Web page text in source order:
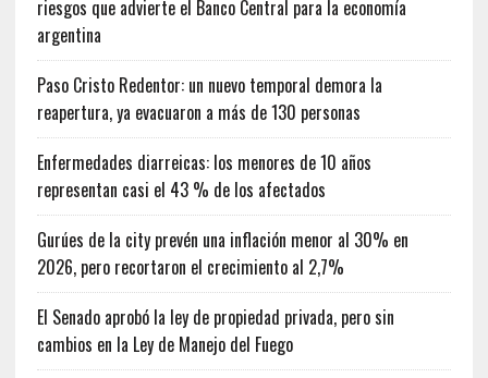
riesgos que advierte el Banco Central para la economía
argentina
Paso Cristo Redentor: un nuevo temporal demora la
reapertura, ya evacuaron a más de 130 personas
Enfermedades diarreicas: los menores de 10 años
representan casi el 43 % de los afectados
Gurúes de la city prevén una inflación menor al 30% en
2026, pero recortaron el crecimiento al 2,7%
El Senado aprobó la ley de propiedad privada, pero sin
cambios en la Ley de Manejo del Fuego